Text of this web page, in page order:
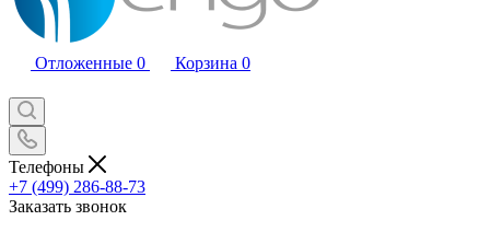
Отложенные 0 Корзина 0
Телефоны
+7 (499) 286-88-73
Заказать звонок